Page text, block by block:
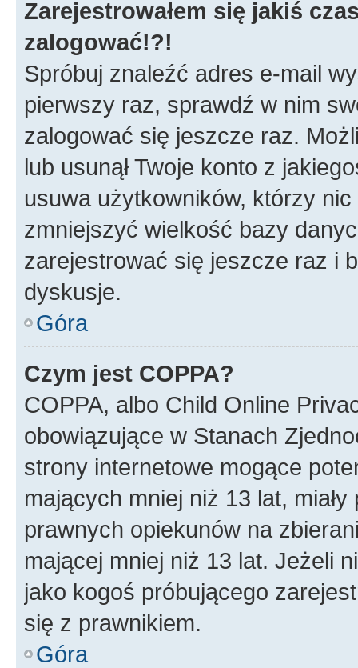
Zarejestrowałem się jakiś
zalogować!?!
Spróbuj znaleźć adres e-mail
pierwszy raz, sprawdź w nim
zalogować się jeszcze raz.
lub usunął Twoje konto z
usuwa użytkowników, którzy
zmniejszyć wielkość bazy
zarejestrować się jeszcze raz i
dyskusje.
Góra
Czym jest COPPA?
COPPA, albo Child Online
obowiązujące w Stanach
strony internetowe mogące
mających mniej niż 13 lat,
prawnych opiekunów na
mającej mniej niż 13 lat. Jeżeli
jako kogoś próbującego
się z prawnikiem.
Góra